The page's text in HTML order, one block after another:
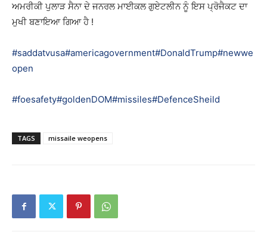
ਅਮਰੀਕੀ ਪੁਲਾੜ ਸੈਨਾ ਦੇ ਜਨਰਲ ਮਾਈਕਲ ਗੁਏਟਲੀਨ ਨੂੰ ਇਸ ਪ੍ਰੋਜੈਕਟ ਦਾ
ਮੁਖੀ ਬਣਾਇਆ ਗਿਆ ਹੈ !
#saddatvusa#americagovernment#DonaldTrump#newwe
open
#foesafety#goldenDOM#missiles#DefenceSheild
TAGS missaile weopens